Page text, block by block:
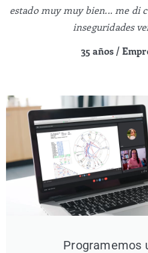
estado muy muy bien... me di
inseguridades
35 años /
Programemos